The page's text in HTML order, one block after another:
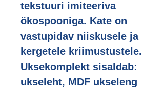
tekstuuri imiteeriva
ökospooniga. Kate on
vastupidav niiskusele ja
kergetele kriimustustele.
Uksekomplekt sisaldab:
ukseleht, MDF ukseleng